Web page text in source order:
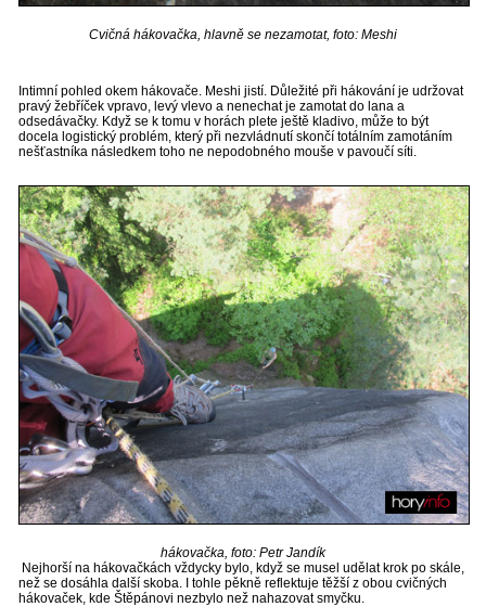
Cvičná hákovačka, hlavně se nezamotat, foto: Meshi
Intimní pohled okem hákovače. Meshi jistí. Důležité při hákování je udržovat
pravý žebříček vpravo, levý vlevo a nenechat je zamotat do lana a
odsedávačky. Když se k tomu v horách plete ještě kladivo, může to být
docela logistický problém, který při nezvládnutí skončí totálním zamotáním
nešťastníka následkem toho ne nepodobného mouše v pavoučí síti.
hákovačka, foto: Petr Jandík
Nejhorší na hákovačkách vždycky bylo, když se musel udělat krok po skále,
než se dosáhla další skoba. I tohle pěkně reflektuje těžší z obou cvičných
hákovaček, kde Štěpánovi nezbylo než nahazovat smyčku.